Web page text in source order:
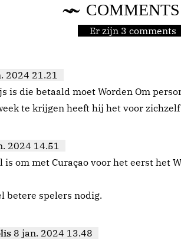
COMMENTS
Er zijn 3 comments
2024 21.21
is die betaald moet Worden Om
te krijgen heeft hij het voor zichzelf
2024 14.51
is om met Curaçao voor het eerst het
betere spelers nodig.
8 jan. 2024 13.48